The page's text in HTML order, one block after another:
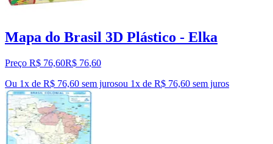
Mapa do Brasil 3D Plástico - Elka
Preço R$ 76,60R$ 76,60
Ou 1x de R$ 76,60 sem jurosou 1x de R$ 76,60 sem juros